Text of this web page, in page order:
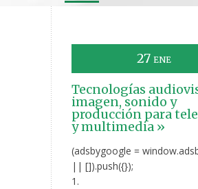
27 ENE
Tecnologías
imagen, sonido y
producción para
y multimedia »
(adsbygoogle =
|| []).push({});
1.